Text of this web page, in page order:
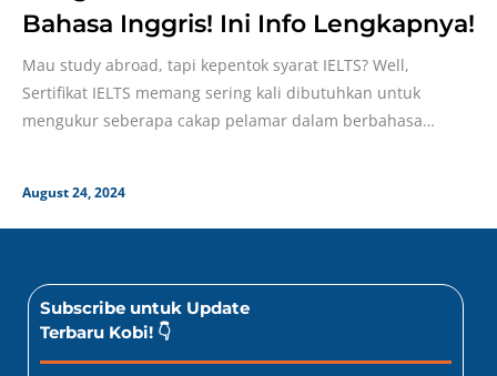
Bahasa Inggris! Ini Info Lengkapnya!
Mau study abroad, tapi kepentok syarat IELTS? Well,
Sertifikat IELTS memang sering kali dibutuhkan untuk
mengukur seberapa cakap pelamar dalam berbahasa
August 24, 2024
Subscribe untuk Update
Terbaru Kobi! 👇